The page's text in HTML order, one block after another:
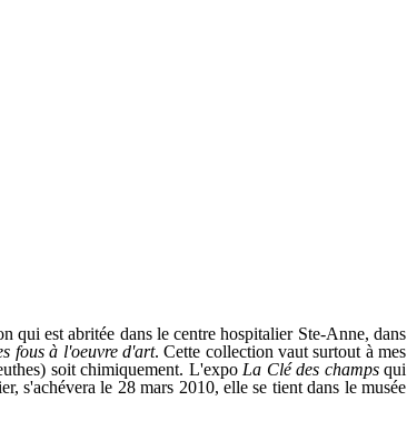
qui est abritée dans le centre hospitalier Ste-Anne, dans
fous à l'oeuvre d'art. Cette collection vaut surtout à mes
soit chimiquement. L'expo La Clé des champsqui
s'achévera le 28 mars 2010, elle se tient dans le musée